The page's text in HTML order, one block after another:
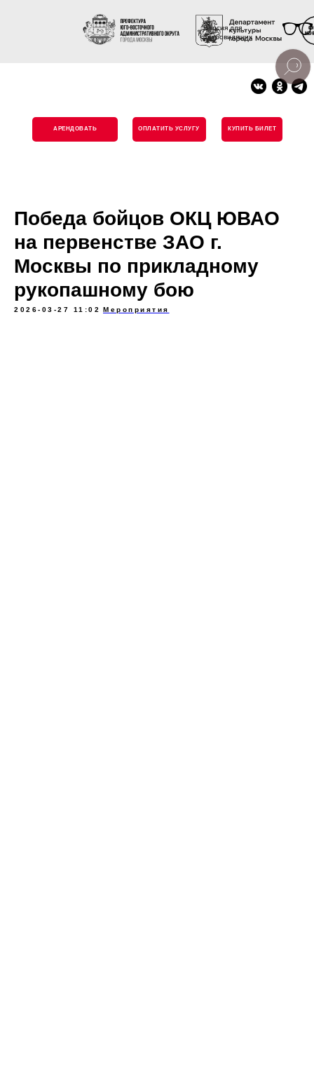
Версия для
слабовидящих
КУПИТЬ БИЛЕТ
АРЕНДОВАТЬ ОПЛАТИТЬ УСЛУГУ
Победа бойцов ОКЦ ЮВАО
на первенстве ЗАО г.
Москвы по прикладному
рукопашному бою
2026-03-27 11:02 Мероприятия